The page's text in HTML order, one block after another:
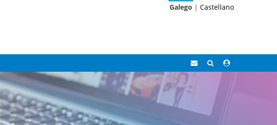
Galego | Castellano
Correo
Eidolocal
BuscarAcceso
área